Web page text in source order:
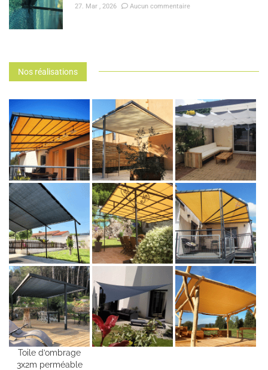
27. Mar , 2026 Aucun commentaire
Nos réalisations
Toile d’ombrage
3x2m perméable